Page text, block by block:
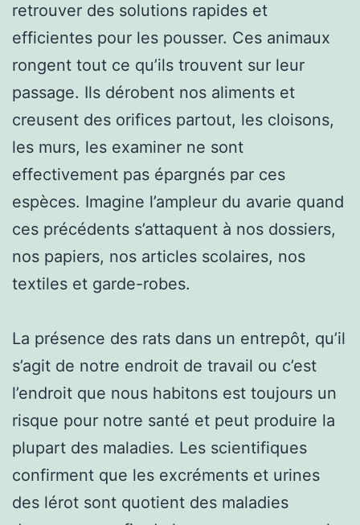
retrouver des solutions rapides et
efficientes pour les pousser. Ces animaux
rongent tout ce qu’ils trouvent sur leur
passage. Ils dérobent nos aliments et
creusent des orifices partout, les cloisons,
les murs, les examiner ne sont
effectivement pas épargnés par ces
espèces. Imagine l’ampleur du avarie quand
ces précédents s’attaquent à nos dossiers,
nos papiers, nos articles scolaires, nos
textiles et garde-robes.
La présence des rats dans un entrepôt, qu’il
s’agit de notre endroit de travail ou c’est
l’endroit que nous habitons est toujours un
risque pour notre santé et peut produire la
plupart des maladies. Les scientifiques
confirment que les excréments et urines
des lérot sont quotient des maladies